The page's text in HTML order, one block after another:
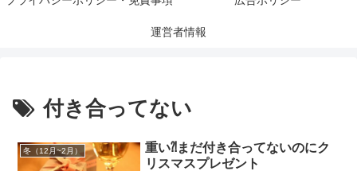
運営者情報
付き合ってない
冬（12月~2月）
重い⁈まだ付き合ってないのにク
リスマスプレゼント